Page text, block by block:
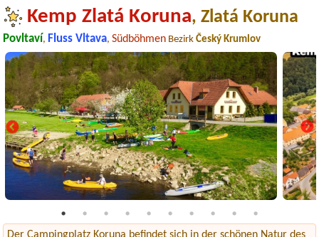
Kemp Zlatá Koruna, Zlatá Koruna
Povltaví, Fluss Vltava,Südböhmen BezirkČeský Krumlov
Der Campingplatz Koruna befindet sich in der schönen Natur des